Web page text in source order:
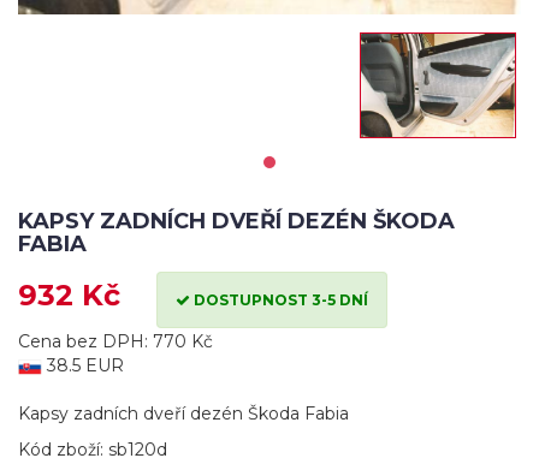
KAPSY ZADNÍCH DVEŘÍ DEZÉN ŠKODA
FABIA
932 Kč DOSTUPNOST 3-5 DNÍ
Cena bez DPH: 770 Kč
38.5 EUR
Kapsy zadních dveří dezén Škoda Fabia
Kód zboží: sb120d